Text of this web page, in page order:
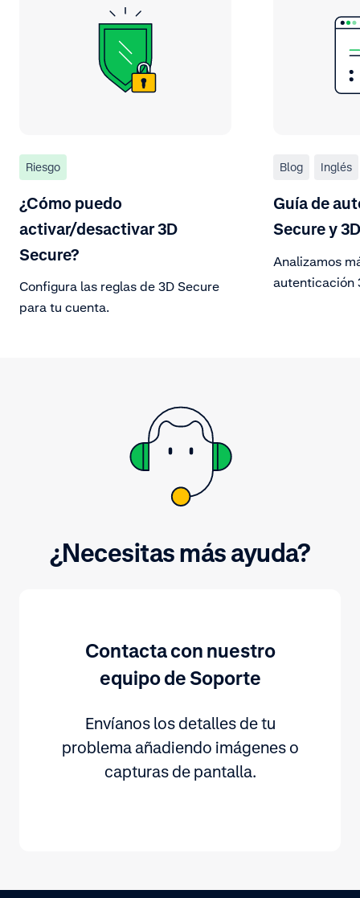
Riesgo
¿Cómo puedo
activar/desactivar 3D
Secure?
Configura las reglas de 3D Secure
para tu cuenta.
Blog Inglés
Guía de
Secure y
Analizamos
autenticación
¿Necesitas más ayuda?
Contacta con nuestro
equipo de Soporte
Envíanos los detalles de tu
problema añadiendo imágenes o
capturas de pantalla.